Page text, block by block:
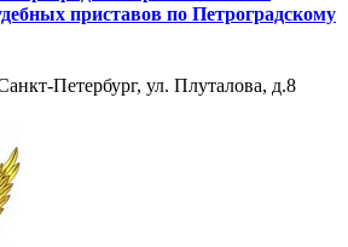
приставов по Петроградскому
Петербург, ул. Плуталова, д.8